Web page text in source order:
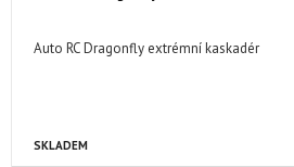
Auto RC Dragonfly extrémní kaskadér
SKLADEM